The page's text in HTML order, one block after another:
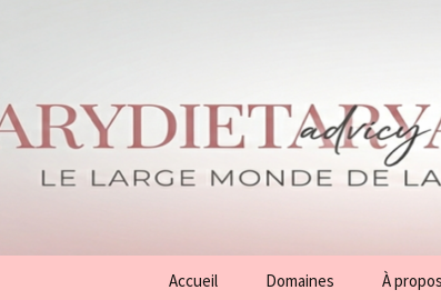
Accueil Domaines À